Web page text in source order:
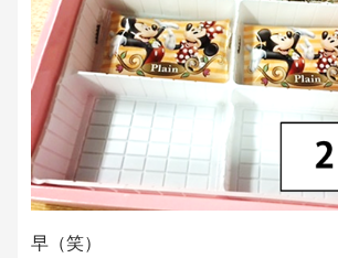
早（笑）